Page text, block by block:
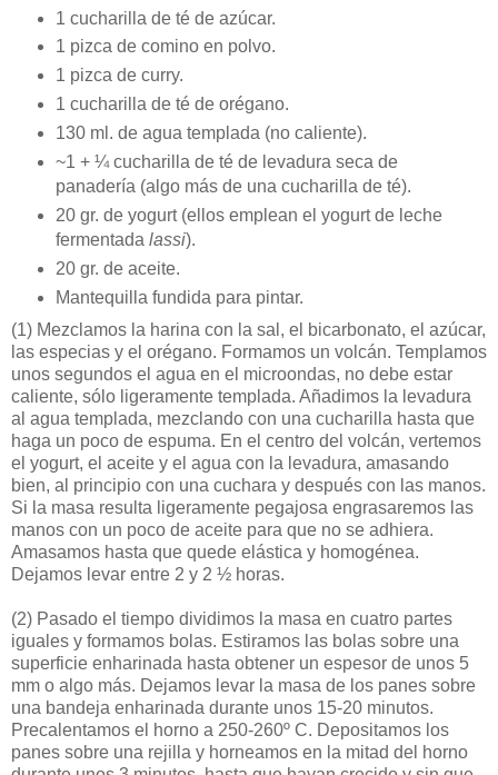
1 cucharilla de té de azúcar.
1 pizca de comino en polvo.
1 pizca de curry.
1 cucharilla de té de orégano.
130 ml. de agua templada (no caliente).
~1 + ¼ cucharilla de té de levadura seca de
panadería (algo más de una cucharilla de té).
20 gr. de yogurt (ellos emplean el yogurt de leche
fermentada lassi).
20 gr. de aceite.
Mantequilla fundida para pintar.
(1) Mezclamos la harina con la sal, el bicarbonato, el azúcar,
las especias y el orégano. Formamos un volcán. Templamos
unos segundos el agua en el microondas, no debe estar
caliente, sólo ligeramente templada. Añadimos la levadura
al agua templada, mezclando con una cucharilla hasta que
haga un poco de espuma. En el centro del volcán, vertemos
el yogurt, el aceite y el agua con la levadura, amasando
bien, al principio con una cuchara y después con las manos.
Si la masa resulta ligeramente pegajosa engrasaremos las
manos con un poco de aceite para que no se adhiera.
Amasamos hasta que quede elástica y homogénea.
Dejamos levar entre 2 y 2 ½ horas.
(2) Pasado el tiempo dividimos la masa en cuatro partes
iguales y formamos bolas. Estiramos las bolas sobre una
superficie enharinada hasta obtener un espesor de unos 5
mm o algo más. Dejamos levar la masa de los panes sobre
una bandeja enharinada durante unos 15-20 minutos.
Precalentamos el horno a 250-260º C. Depositamos los
panes sobre una rejilla y horneamos en la mitad del horno